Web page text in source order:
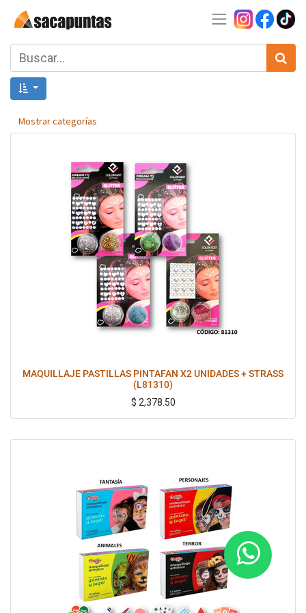
Mostrar categorías
MAQUILLAJE PASTILLAS PINTAFAN X2 UNIDADES + STRASS
(L81310)
$ 2,378.50